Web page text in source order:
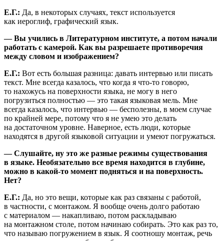
Е.Г.: Да, в некоторых случаях, текст используется
как иероглиф, графический язык.
— Вы учились в Литературном институте, а потом начали
работать с камерой. Как вы разрешаете противоречия
между словом и изображением?
Е.Г.: Вот есть большая разница: давать интервью или писать
текст. Мне всегда казалось, что когда я что-то говорю,
то нахожусь на поверхности языка, не могу в него
погрузиться полностью — это такая языковая мель. Мне
всегда казалось, что интервью — бесполезны, в моем случае
по крайней мере, потому что я не умею это делать
на достаточном уровне. Наверное, есть люди, которые
находятся в другой языковой ситуации и умеют погружаться.
— Слушайте, ну это же разные режимы существования
в языке. Необязательно все время находится в глубине,
можно в какой-то момент подняться и на поверхность.
Нет?
Е.Г.: Да, но это вещи, которые как раз связаны с работой,
в частности, с монтажом. Я вообще очень долго работаю
с материалом — накапливаю, потом раскладываю
на монтажном столе, потом начинаю собирать. Это как раз то,
что называю погружением в язык. Я соотношу монтаж, речь